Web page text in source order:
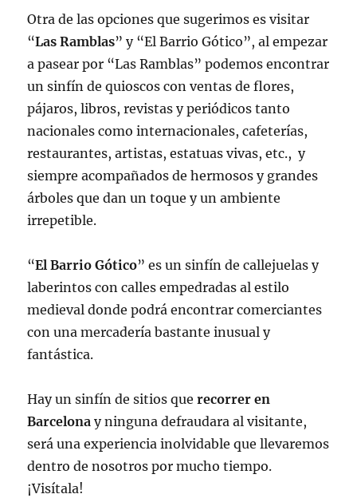
Otra de las opciones que sugerimos es visitar
“Las Ramblas” y “El Barrio Gótico”, al empezar
a pasear por “Las Ramblas” podemos encontrar
un sinfín de quioscos con ventas de flores,
pájaros, libros, revistas y periódicos tanto
nacionales como internacionales, cafeterías,
restaurantes, artistas, estatuas vivas, etc., y
siempre acompañados de hermosos y grandes
árboles que dan un toque y un ambiente
irrepetible.
“El Barrio Gótico” es un sinfín de callejuelas y
laberintos con calles empedradas al estilo
medieval donde podrá encontrar comerciantes
con una mercadería bastante inusual y
fantástica.
Hay un sinfín de sitios querecorrer en
Barcelona y ninguna defraudara al visitante,
será una experiencia inolvidable que llevaremos
dentro de nosotros por mucho tiempo.
¡Visítala!